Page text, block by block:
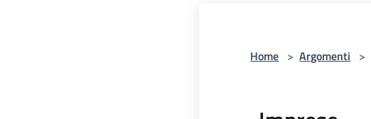
Home > Argomenti >